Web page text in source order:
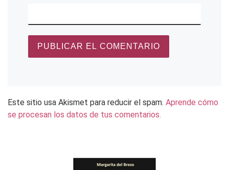
Este sitio usa Akismet para reducir el spam. Aprende cómo
se procesan los datos de tus comentarios.